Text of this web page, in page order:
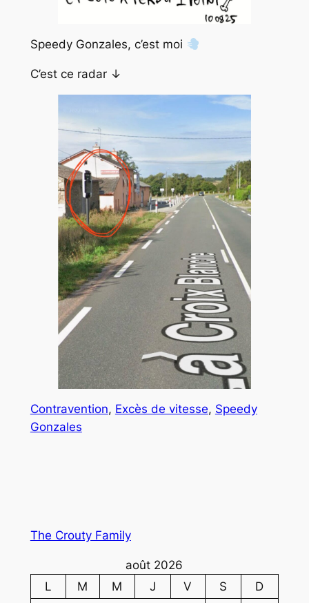
Speedy Gonzales, c’est moi
C’est ce radar ↓
Contravention, Excès de vitesse, Speedy
Gonzales
The Crouty Family
août 2026
L
M M J V S
D